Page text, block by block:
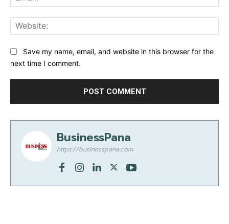
Save my name, email, and website in this browser for the
next time I comment.
BusinessPana
https://businesspana.com